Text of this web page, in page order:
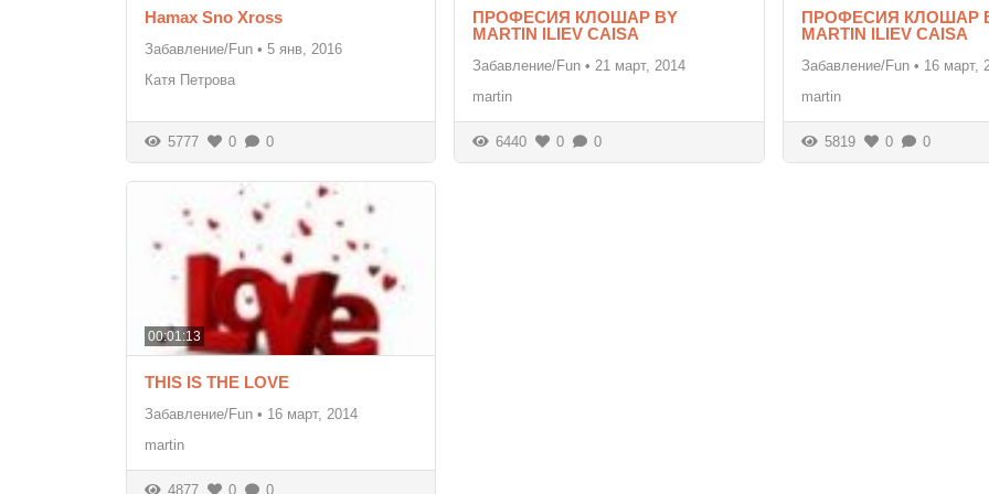
Hamax Sno Xross
Забавление/Fun • 5 янв, 2016
Катя Петрова
5777 0 0
ПРОФЕСИЯ КЛОШАР BY
MARTIN ILIEV CAISA
Забавление/Fun • 21 март, 2014
martin
6440 0 0
ПРОФЕСИЯ КЛОШАР
MARTIN ILIEV CAISA
Забавление/Fun • 16 март,
martin
5819 0 0
00:01:13
THIS IS THE LOVE
Забавление/Fun • 16 март, 2014
martin
4877 0 0